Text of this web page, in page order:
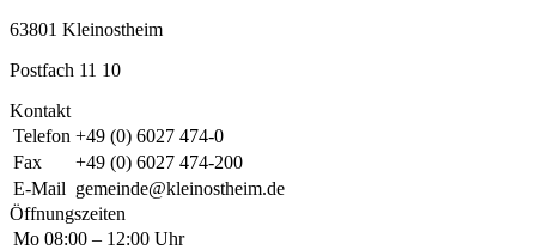
63801 Kleinostheim
Postfach 11 10
Kontakt
Telefon +49 (0) 6027 474-0
Fax
+49 (0) 6027 474-200
E-Mail gemeinde@kleinostheim.de
Öffnungszeiten
Mo 08:00 – 12:00 Uhr